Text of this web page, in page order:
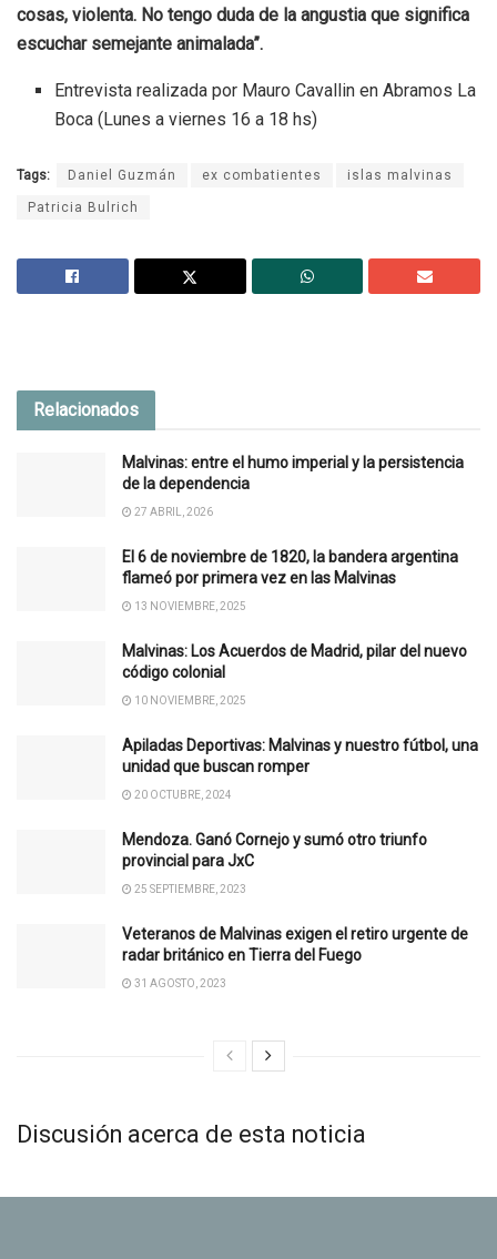
cosas, violenta. No tengo duda de la angustia que significa
escuchar semejante animalada”.
Entrevista realizada por Mauro Cavallin en Abramos La
Boca (Lunes a viernes 16 a 18 hs)
Tags: Daniel Guzmán ex combatientes islas malvinas
Patricia Bulrich
Relacionados
Malvinas: entre el humo imperial y la persistencia
de la dependencia
27 ABRIL, 2026
El 6 de noviembre de 1820, la bandera argentina
flameó por primera vez en las Malvinas
13 NOVIEMBRE, 2025
Malvinas: Los Acuerdos de Madrid, pilar del nuevo
código colonial
10 NOVIEMBRE, 2025
Apiladas Deportivas: Malvinas y nuestro fútbol, una
unidad que buscan romper
20 OCTUBRE, 2024
Mendoza. Ganó Cornejo y sumó otro triunfo
provincial para JxC
25 SEPTIEMBRE, 2023
Veteranos de Malvinas exigen el retiro urgente de
radar británico en Tierra del Fuego
31 AGOSTO, 2023
Discusión acerca de esta noticia